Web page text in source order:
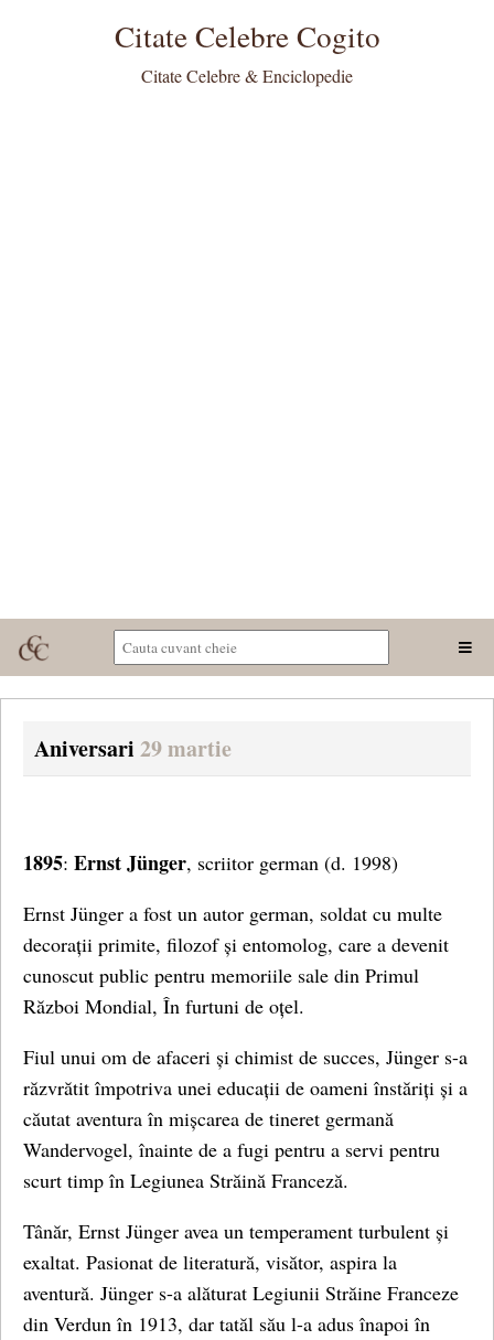
Citate Celebre Cogito
Citate Celebre & Enciclopedie
Aniversari 29 martie
1895: Ernst Jünger, scriitor german (d. 1998)
Ernst Jünger a fost un autor german, soldat cu multe
decorații primite, filozof și entomolog, care a devenit
cunoscut public pentru memoriile sale din Primul
Război Mondial, În furtuni de oțel.
Fiul unui om de afaceri și chimist de succes, Jünger s-a
răzvrătit împotriva unei educații de oameni înstăriți și a
căutat aventura în mișcarea de tineret germană
Wandervogel, înainte de a fugi pentru a servi pentru
scurt timp în Legiunea Străină Franceză.
Tânăr, Ernst Jünger avea un temperament turbulent și
exaltat. Pasionat de literatură, visător, aspira la
aventură. Jünger s-a alăturat Legiunii Străine Franceze
din Verdun în 1913, dar tatăl său l-a adus înapoi în